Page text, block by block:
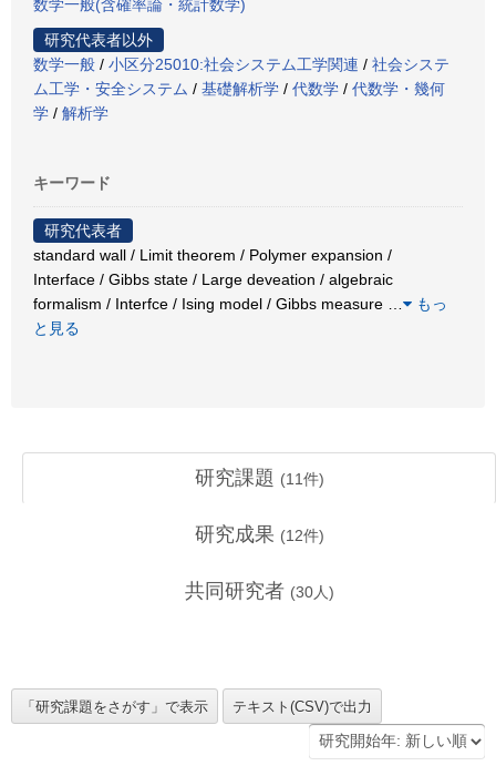
数学一般(含確率論・統計数学)
研究代表者以外
数学一般 / 小区分25010:社会システム工学関連 / 社会システ
ム工学・安全システム / 基礎解析学 / 代数学 / 代数学・幾何
学 / 解析学
キーワード
研究代表者
standard wall / Limit theorem / Polymer expansion /
Interface / Gibbs state / Large deveation / algebraic
formalism / Interfce / Ising model / Gibbs measure
もっ
と見る
研究課題 (11件)
研究成果 (12件)
共同研究者 (30人)